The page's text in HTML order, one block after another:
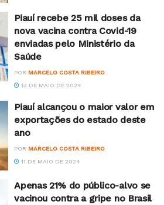
Piauí recebe 25 mil doses da
nova vacina contra Covid-19
enviadas pelo Ministério da
Saúde
POR MARCELO COSTA RIBEIRO
13 DE MAIO DE 2024
Piauí alcançou o maior valor em
exportações do estado deste
ano
POR MARCELO COSTA RIBEIRO
11 DE MAIO DE 2024
Apenas 21% do público-alvo se
vacinou contra a gripe no Brasil